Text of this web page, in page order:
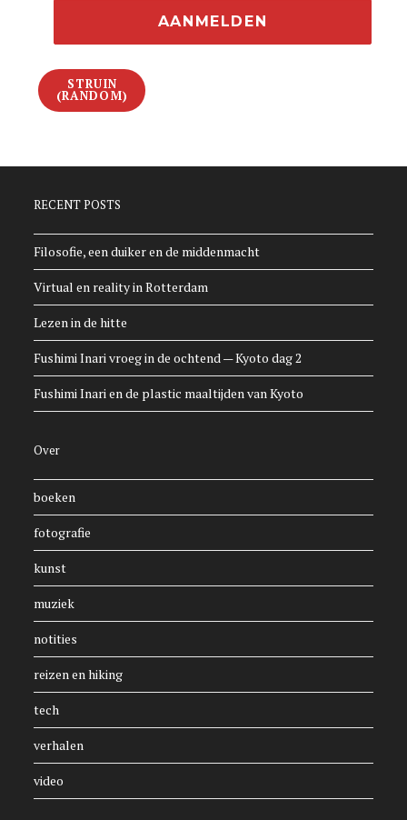
STRUIN
(RANDOM)
RECENT POSTS
Filosofie, een duiker en de middenmacht
Virtual en reality in Rotterdam
Lezen in de hitte
Fushimi Inari vroeg in de ochtend — Kyoto dag 2
Fushimi Inari en de plastic maaltijden van Kyoto
Over
boeken
fotografie
kunst
muziek
notities
reizen en hiking
tech
verhalen
video